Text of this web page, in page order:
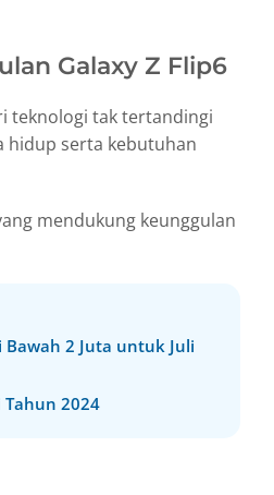
Galaxy Z Flip6
teknologi tak tertandingi
hidup serta kebutuhan
mendukung keunggulan
2 Juta untuk Juli
Tahun 2024